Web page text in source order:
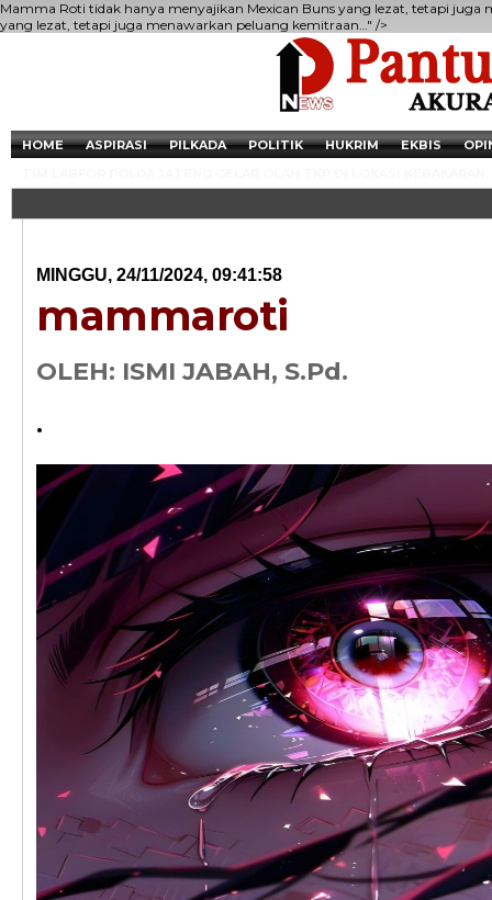
Mamma Roti tidak hanya menyajikan Mexican Buns yang lezat, tetapi
yang lezat, tetapi juga menawarkan peluang kemitraan…" />
HOME ASPIRASI PILKADA POLITIK HUKRIM EKBIS
Razia Transaksi
MINGGU, 24/11/2024, 09:41:58
mammaroti
OLEH: ISMI JABAH, S.Pd.
.